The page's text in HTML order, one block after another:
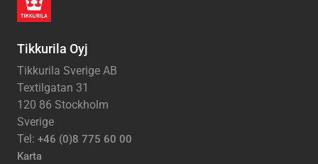
Tikkurila Oyj
Tikkurila Sverige AB
Textilgatan 31
120 86 Stockholm
Sverige
Tel: +46 (0)8 775 60 00
Karta